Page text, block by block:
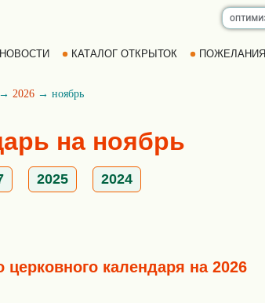
КАТАЛОГ ОТКРЫТОК ПОЖЕЛАНИЯ
→ 2026 → ноябрь
на ноябрь
2025 2024
календаря на 2026